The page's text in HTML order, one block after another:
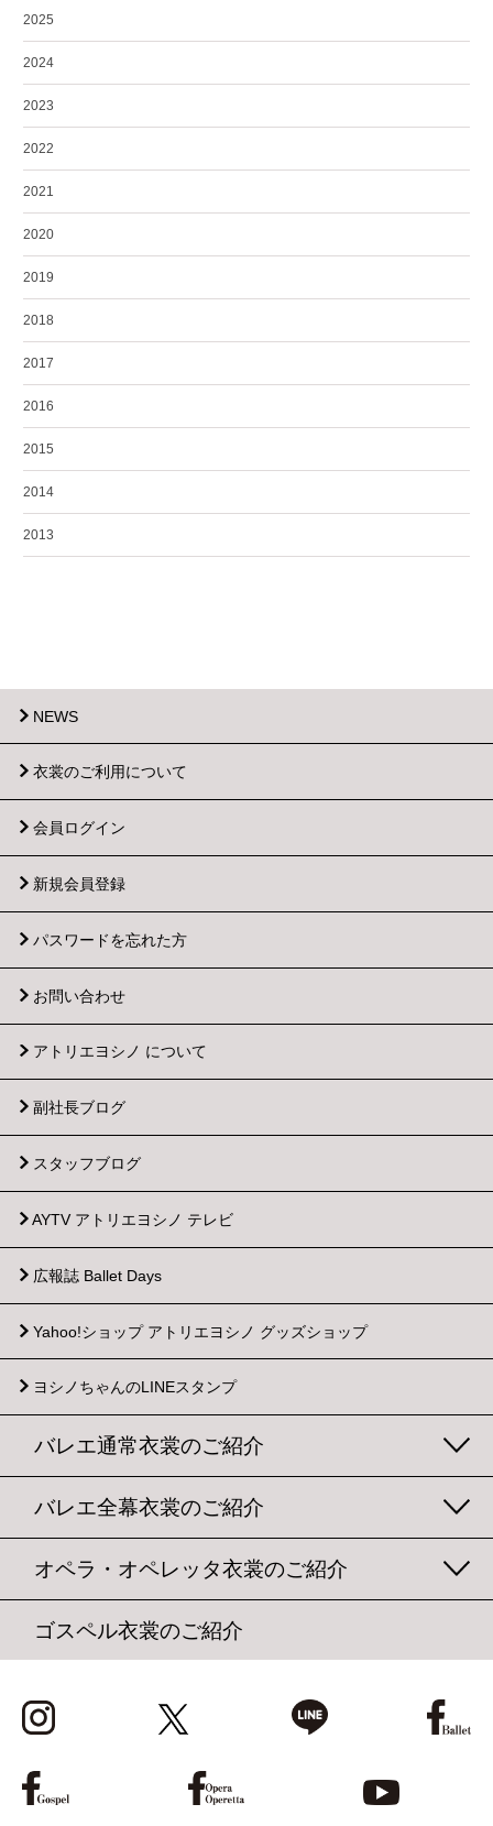
2025
2024
2023
2022
2021
2020
2019
2018
2017
2016
2015
2014
2013
NEWS
衣裳のご利用について
会員ログイン
新規会員登録
パスワードを忘れた方
お問い合わせ
アトリエヨシノ について
副社長ブログ
スタッフブログ
AYTV アトリエヨシノ テレビ
広報誌 Ballet Days
Yahoo!ショップ アトリエヨシノ グッズショップ
ヨシノちゃんのLINEスタンプ
バレエ通常衣裳のご紹介
バレエ全幕衣裳のご紹介
オペラ・オペレッタ衣裳のご紹介
ゴスペル衣裳のご紹介